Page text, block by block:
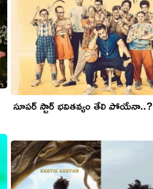
సూపర్‌ స్టార్‌ భవితవ్యం తేలి పోయేనా..?